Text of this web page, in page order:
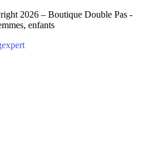
2026 – Boutique Double Pas -
enfants